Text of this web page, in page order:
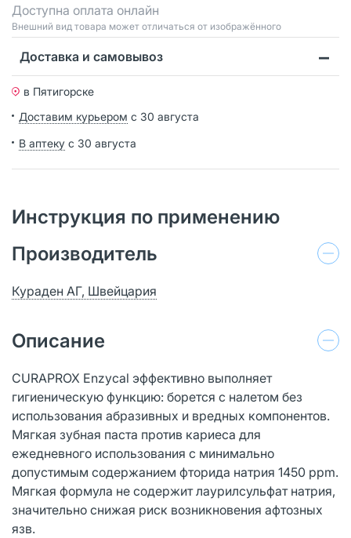
Доступна оплата онлайн
Bнешний вид товара может отличаться от изображённого
Доставка и самовывоз
в Пятигорске
Доставим курьером с 30 августа
В аптеку с 30 августа
Инструкция по применению
Производитель
Кураден АГ, Швейцария
Описание
CURAPROX Enzycal эффективно выполняет
гигиеническую функцию: борется с налетом без
использования абразивных и вредных компонентов.
Мягкая зубная паста против кариеса для
ежедневного использования с минимально
допустимым содержанием фторида натрия 1450 ppm.
Мягкая формула не содержит лаурилсульфат натрия,
значительно снижая риск возникновения афтозных
язв.